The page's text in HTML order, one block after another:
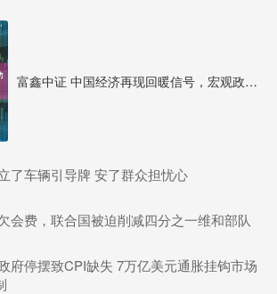
富鑫中证 中国经济再现回暖信号，宏观政策发力持续转向扩内需促消费
了车辆引导牌 安了群众担忧心
会费，联合国被迫削减四分之一维和部队
府停摆致CPI缺失 7万亿美元通胀挂钩市场